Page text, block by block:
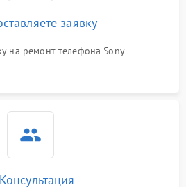
заявку
на ремонт телефона Sony